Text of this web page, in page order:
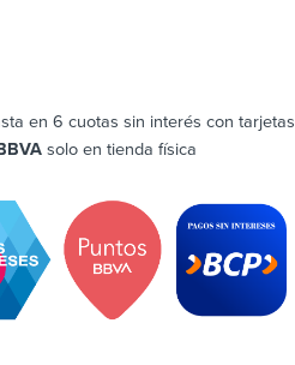
en 6 cuotas sin interés con tarjetas
solo en tienda física